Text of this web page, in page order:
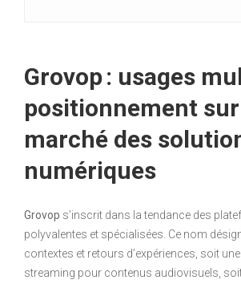
Grovop : usages
positionnement
marché des
numériques
Grovop s’inscrit dans la tendance des
polyvalentes et spécialisées. Ce nom
contextes et retours d’expériences, soit
streaming pour contenus audiovisuels,